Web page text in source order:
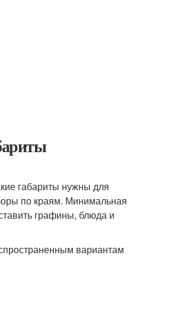
габариты нужны для
по краям. Минимальная
графины, блюда и
вариантам